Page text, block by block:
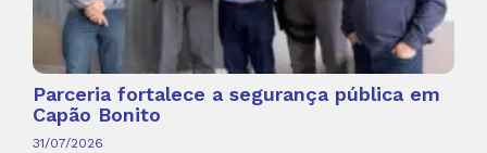
Parceria fortalece a segurança pública em
Capão Bonito
31/07/2026